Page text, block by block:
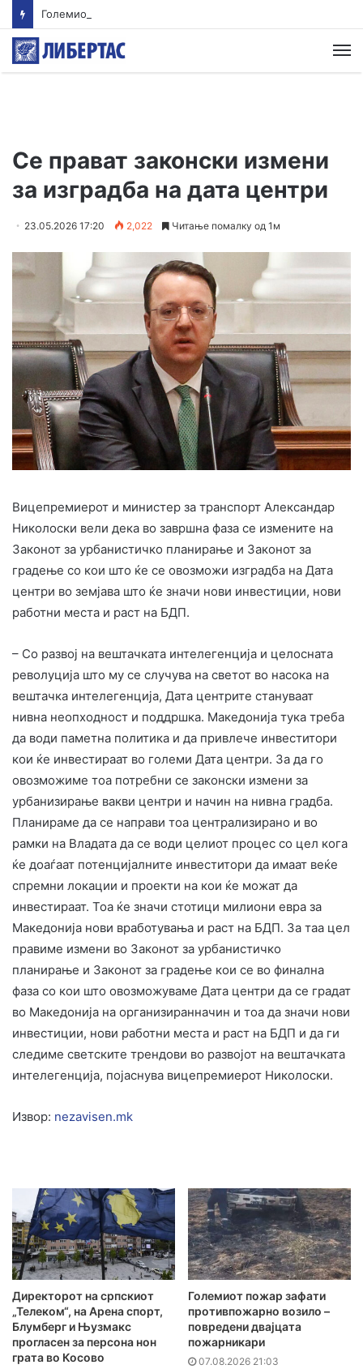
Се прават законски измени
за изградба на дата центри
23.05.2026 17:20 2,022 Читање помалку од 1м
Вицепремиерот и министер за транспорт Александар
Николоски вели дека во завршна фаза се измените на
Законот за урбанистичко планирање и Законот за
градење со кои што ќе се овозможи изградба на Дата
центри во земјава што ќе значи нови инвестиции, нови
работни места и раст на БДП.
– Со развој на вештачката интелегенција и целосната
револуција што му се случува на светот во насока на
вештачка интелегенција, Дата центрите стануваат
нивна неопходност и поддршка. Македонија тука треба
да води паметна политика и да привлече инвеститори
кои ќе инвестираат во големи Дата центри. За да го
овозможиме тоа потребни се законски измени за
урбанизирање вакви центри и начин на нивна градба.
Планираме да се направи тоа централизирано и во
рамки на Владата да се води целиот процес со цел кога
ќе доаѓаат потенцијалните инвеститори да имаат веќе
спремни локации и проекти на кои ќе можат да
инвестираат. Тоа ќе значи стотици милиони евра за
Македонија нови вработувања и раст на БДП. За таа цел
правиме измени во Законот за урбанистичко
планирање и Законот за градење кои се во финална
фаза со кои што овозможуваме Дата центри да се градат
во Македонија на организиранначин и тоа да значи нови
инвестиции, нови работни места и раст на БДП и да ги
следиме светските трендови во развојот на вештачката
интелегенција, појаснува вицепремиерот Николоски.
Извор: nezavisen.mk
Директорот на српскиот
„Телеком“, на Арена спорт,
Блумберг и Њузмакс
прогласен за персона нон
грата во Косово
Големиот пожар зафати
противпожарно возило –
повредени двајцата
пожарникари
07.08.2026 21:03